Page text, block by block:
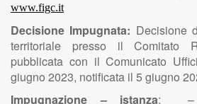
www.figc.it
Decisione Impugnata: Decisione
territoriale presso il Comitato
pubblicata con il Comunicato
giugno 2023, notificata il 5 giugno
Impugnazione – istanza: